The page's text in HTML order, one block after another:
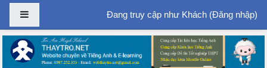
Chuyển tới nội dung chính
Bảng điều khiển cạnhĐang truy cập như Khách (Đăng nhập)